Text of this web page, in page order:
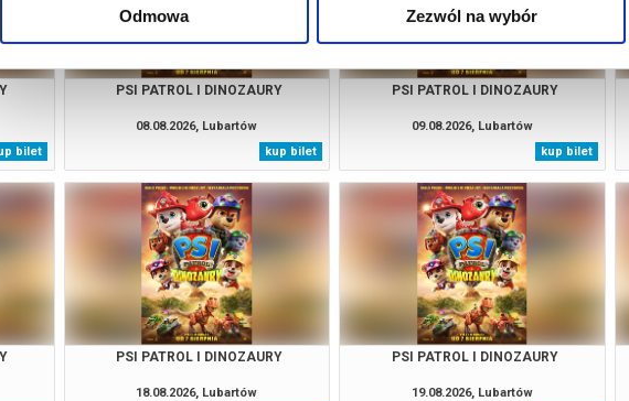
Odmowa Zezwól na wybór
bilet
PSI PATROL I DINOZAURY
08.08.2026, Lubartów
kup bilet
PSI PATROL I DINOZAURY
09.08.2026, Lubartów
kup bilet
PSI PATROL I DINOZAURY
18.08.2026, Lubartów
PSI PATROL I DINOZAURY
19.08.2026, Lubartów